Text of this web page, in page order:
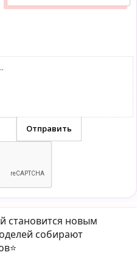
становится новым
собирают